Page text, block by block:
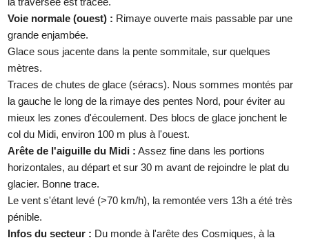
Voie normale (ouest) : Rimaye ouverte mais passable par une
grande enjambée.
Glace sous jacente dans la pente sommitale, sur quelques
mètres.
Traces de chutes de glace (séracs). Nous sommes montés par
la gauche le long de la rimaye des pentes Nord, pour éviter au
mieux les zones d'écoulement. Des blocs de glace jonchent le
col du Midi, environ 100 m plus à l'ouest.
Arête de l'aiguille du Midi : Assez fine dans les portions
horizontales, au départ et sur 30 m avant de rejoindre le plat du
glacier. Bonne trace.
Le vent s'étant levé (>70 km/h), la remontée vers 13h a été très
pénible.
Infos du secteur : Du monde à l'arête des Cosmiques, à la